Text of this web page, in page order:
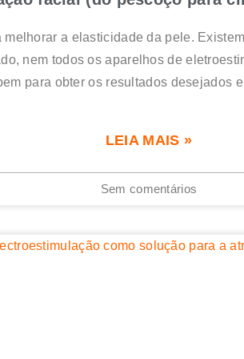
a elasticidade da pele.
nem todos os aparelhos de
para obter os resultados desejados
LEIA MAIS »
Sem comentários